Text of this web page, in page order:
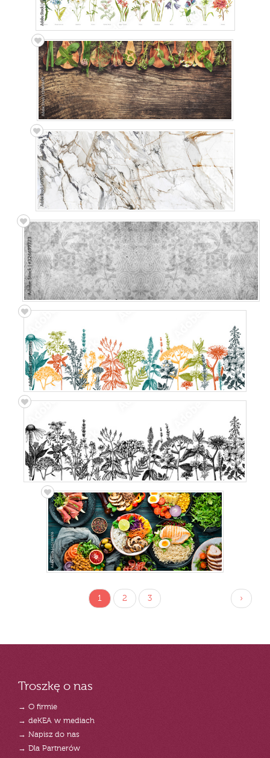
1 2 3 ›
Troszkę o nas
→ O firmie
→ deKEA w mediach
→ Napisz do nas
→ Dla Partnerów